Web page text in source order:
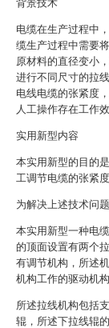
背景技术
电缆在生产过程中
缆生产过程中需要
原材料的直径变小
进行不同尺寸的拉
电线电缆的张紧度
人工操作存在工作
实用新型内容
本实用新型的目的
工调节电缆的张紧
为解决上述技术问
本实用新型一种电
的顶面设置有两个
有调节机构，所述
机构工作的驱动机构
所述拉线机构包括
辊，所述下拉线辊